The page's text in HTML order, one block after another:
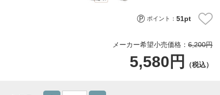
ポイント：51pt
メーカー希望小売価格：6,200円
5,580円 （税込）